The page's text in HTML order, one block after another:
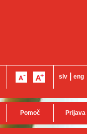
slv eng
Pomoč Prijava